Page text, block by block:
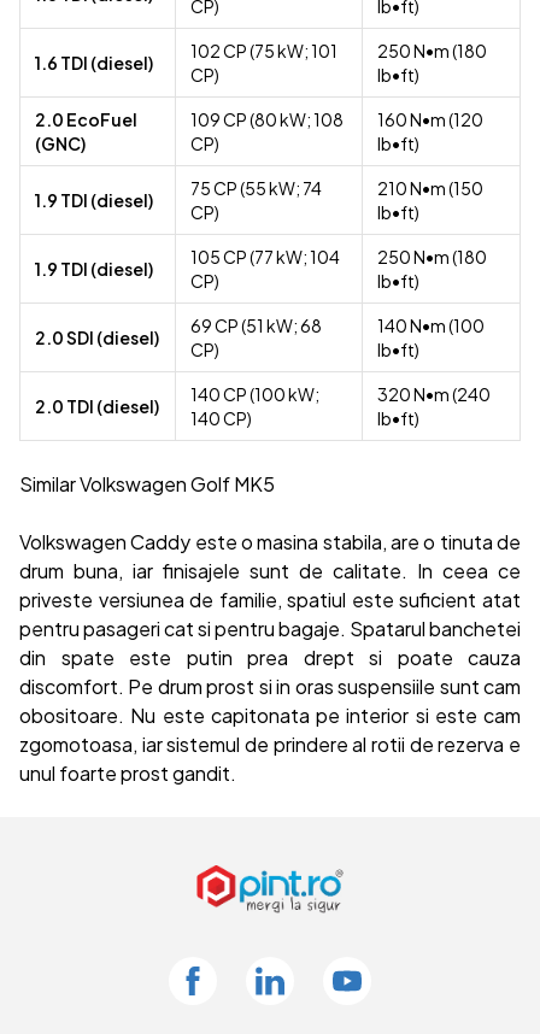
CP) lb•ft)
1.6 TDI (diesel)
102 CP (75 kW; 101
CP)
250 N•m (180
lb•ft)
2.0 EcoFuel
(GNC)
109 CP (80 kW; 108
CP)
160 N•m (120
lb•ft)
1.9 TDI (diesel)
75 CP (55 kW; 74
CP)
210 N•m (150
lb•ft)
1.9 TDI (diesel)
105 CP (77 kW; 104
CP)
250 N•m (180
lb•ft)
2.0 SDI (diesel)
69 CP (51 kW; 68
CP)
140 N•m (100
lb•ft)
2.0 TDI (diesel)
140 CP (100 kW;
140 CP)
320 N•m (240
lb•ft)
Similar Volkswagen Golf MK5
Volkswagen Caddy este o masina stabila, are o tinuta de
drum buna, iar finisajele sunt de calitate. In ceea ce
priveste versiunea de familie, spatiul este suficient atat
pentru pasageri cat si pentru bagaje. Spatarul banchetei
din spate este putin prea drept si poate cauza
discomfort. Pe drum prost si in oras suspensiile sunt cam
obositoare. Nu este capitonata pe interior si este cam
zgomotoasa, iar sistemul de prindere al rotii de rezerva e
unul foarte prost gandit.
FacebookLinkedin Youtube